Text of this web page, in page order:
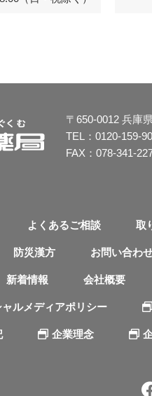
〒650-0012 兵庫
TEL： 0120-159-
FAX：078-341-
よくあるご相談 取
防災漢方 お問い合わ
新着情報 会社概要
ルメディアポリシー
企業理念